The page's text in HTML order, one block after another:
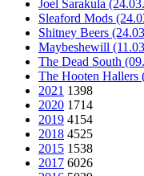
Joel Sarakula
Sleaford Mods
Shitney Beers
Maybeshewill
The Dead South
The Hooten Hallers
2021 1398
2020 1714
2019 4154
2018 4525
2015 1538
2017 6026